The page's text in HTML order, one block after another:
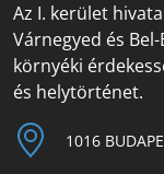
Az I. kerület
Várnegyed és
környéki
és helytörténet.
1016